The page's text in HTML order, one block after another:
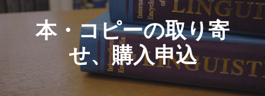
本・コピーの取り寄
せ、購入申込